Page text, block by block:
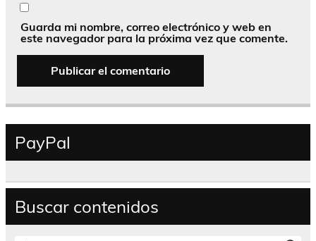
Guarda mi nombre, correo electrónico y web en
este navegador para la próxima vez que comente.
PayPal
Buscar contenidos